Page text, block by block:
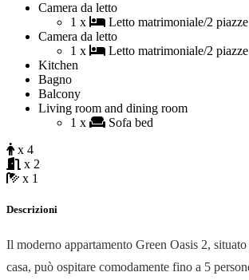
Camera da letto
1 x
Letto matrimoniale/2
Camera da letto
1 x
Letto matrimoniale/2
Kitchen
Bagno
Balcony
Living room and dining room
1 x
Sofa bed
x 4
x 2
x 1
Descrizioni
Il moderno appartamento Green Oasis 2,
casa, può ospitare comodamente fino a 5